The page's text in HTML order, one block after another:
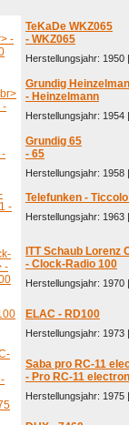
TeKaDe WKZ065
- WKZ065
Herstellungsjahr: 1950
Grundig
- Heinzelmann
Herstellungsjahr: 1954
Grundig 65
- 65
Herstellungsjahr: 1958
Telefunken -
Herstellungsjahr: 1963
ITT Schaub Lorenz
- Clock-Radio 100
Herstellungsjahr: 1970
ELAC - RD100
Herstellungsjahr: 1973
Saba pro RC-11
- Pro RC-11
Herstellungsjahr: 1975